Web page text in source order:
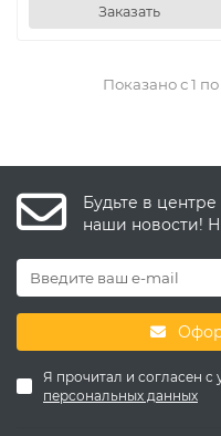
Заказать
Показано с 1 по
Будьте в
наши новости!
Я прочитал и согласен с
персональных данных